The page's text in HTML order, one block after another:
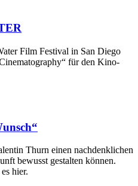
Film Festival in San Diego
für den Kino-
Thurn einen nachdenklichen
bewusst gestalten können.
hier.